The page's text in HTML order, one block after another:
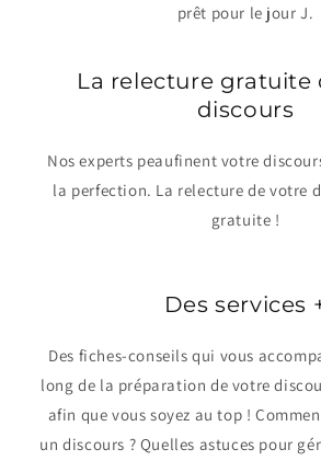
prêt pour le jour J.
La relecture gratuite
discours
Nos experts peaufinent votre
la perfection. La relecture de votre
gratuite !
Des services
Des fiches-conseils qui vous
long de la préparation de votre
afin que vous soyez au top !
un discours ? Quelles astuces pour